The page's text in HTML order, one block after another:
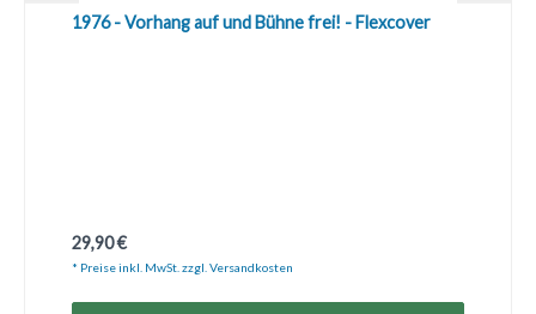
1976 - Vorhang auf und Bühne frei! - Flexcover
Regulärer Preis:
29,90 €
* Preise inkl. MwSt. zzgl. Versandkosten